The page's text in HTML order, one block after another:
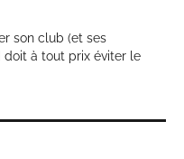
son club (et ses
doit à tout prix éviter le